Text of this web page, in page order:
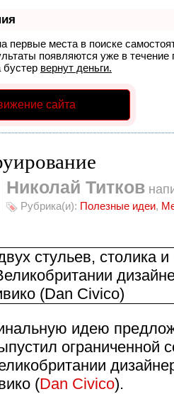
первые места в поиске
появляются уже в
бустер вернут деньги.
сайта
Николай Титков
Рубрика(и): Полезные идеи,
идею
ограниченной
(Dan Civico).